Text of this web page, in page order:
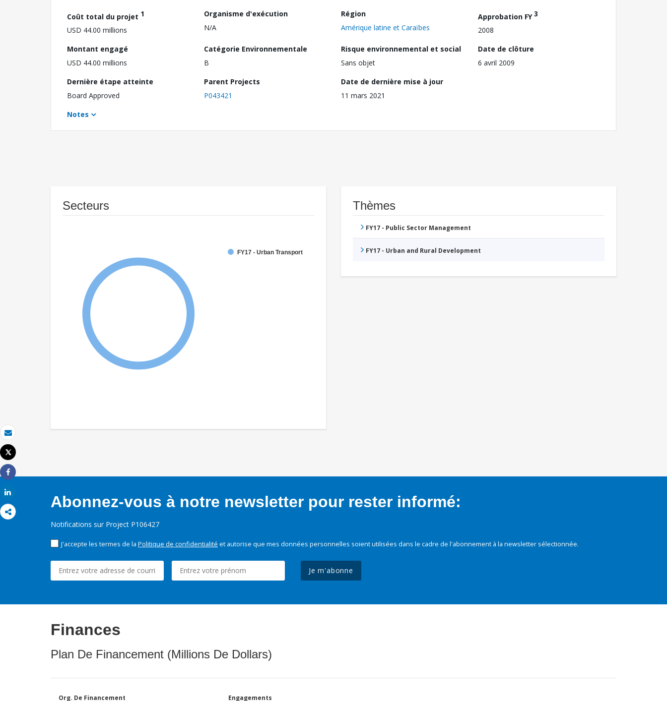
Email
Imprimer
Tweet
Share
Coût total du projet 1
USD 44.00 millions
Organisme d'exécution
N/A
Région
Amérique latine et Caraïbes
Approbation FY3
2008
Montant engagé
USD 44.00 millions
Catégorie Environnementale
B
Risque environnemental et social
Sans objet
Date de clôture
6 avril 2009
Dernière étape atteinte
Board Approved
Parent Projects
P043421
Date de dernière mise à jour
11 mars 2021
Notes
Secteurs
FY17 - Urban Transport
Thèmes
FY17 - Public Sector Management
FY17 - Urban and Rural Development
Abonnez-vous à notre newsletter pour rester informé:
Notifications sur Project P106427
J'accepte les termes de la Politique de confidentialité et autorise que mes données personnelles soient utilisées dans le cadre de l'abonnement à la newsletter sélectionnée.
Je m'abonne
Finances
Plan De Financement (Millions De Dollars)
Org. De Financement Engagements